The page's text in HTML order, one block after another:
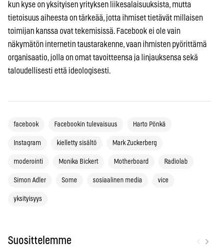
kun kyse on yksityisen yrityksen liikesalaisuuksista, mutta
tietoisuus aiheesta on tärkeää, jotta ihmiset tietävät millaisen
toimijan kanssa ovat tekemisissä. Facebook ei ole vain
näkymätön internetin taustarakenne, vaan ihmisten pyörittämä
organisaatio, jolla on omat tavoitteensa ja linjauksensa sekä
taloudellisesti että ideologisesti.
facebook Facebookin tulevaisuus Harto Pönkä
Instagram kielletty sisältö Mark Zuckerberg
moderointi Monika Bickert Motherboard Radiolab
Simon Adler Some sosiaalinen media vice
yksityisyys
Suosittelemme ›